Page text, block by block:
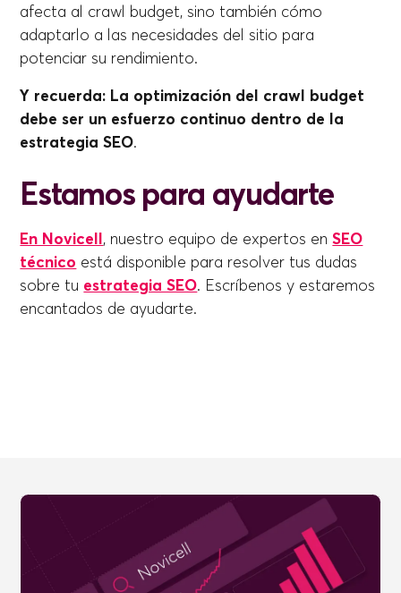
afecta al crawl budget, sino también cómo
adaptarlo a las necesidades del sitio para
potenciar su rendimiento.
Y recuerda: La optimización del crawl budget
debe ser un esfuerzo continuo dentro de la
estrategia SEO.
Estamos para ayudarte
En Novicell, nuestro equipo de expertos enSEO
técnico está disponible para resolver tus dudas
sobre tu estrategia SEO. Escríbenos y estaremos
encantados de ayudarte.